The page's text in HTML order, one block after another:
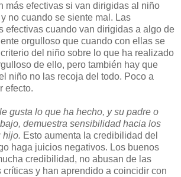
más efectivas si van dirigidas al niño
no cuando se siente mal. Las
efectivas cuando van dirigidas a algo de
orgulloso que cuando con ellas se
del niño sobre lo que ha realizado
de ello, pero también hay que
niño no las recoja del todo. Poco a
efecto.
gusta lo que ha hecho, y su padre o
demuestra sensibilidad hacia los
hijo. Esto aumenta la credibilidad del
haga juicios negativos. Los buenos
credibilidad, no abusan de las
y han aprendido a coincidir con